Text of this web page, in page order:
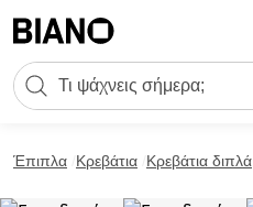
Πεδίο αναζήτησης
Έπιπλα Κρεβάτια Κρεβάτια διπλά